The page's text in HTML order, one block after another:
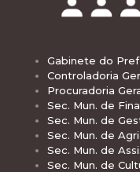
Gabinete do
Controladoria
Procuradoria
Sec. Mun. de
Sec. Mun. de
Sec. Mun. de
Sec. Mun. de
Sec. Mun. de